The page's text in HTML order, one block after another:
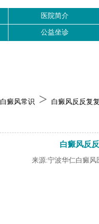
医院简介
公益坐诊
白癜风常识 > 白癜风反反复
白癜风反
来源:宁波华仁白癜风